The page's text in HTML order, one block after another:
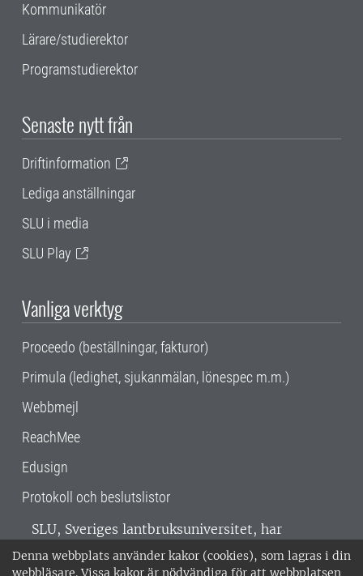
Denna webbplats använder kakor (cookies), som lagras i din
webbläsare. Vissa kakor är nödvändiga för att webbplatsen
Kommunikatör
Lärare/studierektor
Programstudierektor
Senaste nytt från
Driftinformation
Lediga anställningar
SLU i media
SLU Play
Vanliga verktyg
Proceedo (beställningar, fakturor)
Primula (ledighet, sjukanmälan, lönespec m.m.)
Webbmejl
ReachMee
Edusign
Protokoll och beslutslistor
SLU, Sveriges lantbruksuniversitet, har
verksamhet över hela Sverige. Huvudorter är
Alnarp, Uppsala och Umeå.SLU är